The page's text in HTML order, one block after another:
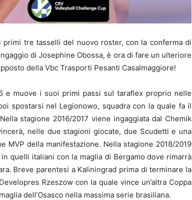
primi tre tasselli del nuovo roster, con la conferma di
di Josephine Obossa, è ora di fare un ulteriore
della Vbc Trasporti Pesanti Casalmaggiore!
e muove i suoi primi passi sul taraflex proprio nelle
spostarsi nel Legionowo, squadra con la quale fa il
stagione 2016/2017 viene ingaggiata dal Chemik
nelle due stagioni giocate, due Scudetti e una
MVP della manifestazione. Nella stagione 2018/2019
quelli italiani con la maglia di Bergamo dove rimarrà
Breve parentesi a Kaliningrad prima di terminare la
Rzeszow con la quale vince un’altra Coppa
dell’Osasco nella massima serie brasiliana.